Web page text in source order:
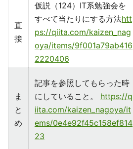
直
接
仮説（124）IT系勉強会を
すべて当たりにする方法htt
ps://qiita.com/kaizen_nag
oya/items/9f001a79ab416
2220406
ま
と
め
記事を参照してもらった時
にしていること。 https://q
iita.com/kaizen_nagoya/it
ems/0e4e92f45c158ef814
23